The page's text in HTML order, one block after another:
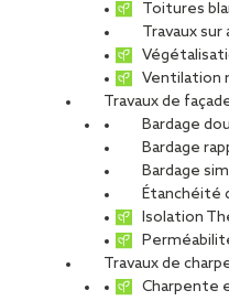
Toitures
Travaux
Ventilation
Travaux de
Bardage
Bardage
Bardage
Étanchéité
Isolation
Travaux de
Charpente